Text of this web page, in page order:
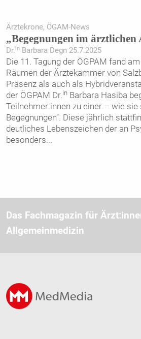
Ärztekrone, ÖGAM-News
„Begegnungen im ärztlichen
Dr.inBarbara Degn 25.7.2025
Die 11. Tagung der ÖGPAM fand
Räumen der Ärztekammer von
Präsenz als auch als
der ÖGPAM Dr.inBarbara Hasiba
Teilnehmer:innen zu einer – wie sie
Begegnungen“. Diese jährlich
deutliches Lebenszeichen der an
besonders...
Das Fachmagazin für
Allgemeinmedizin